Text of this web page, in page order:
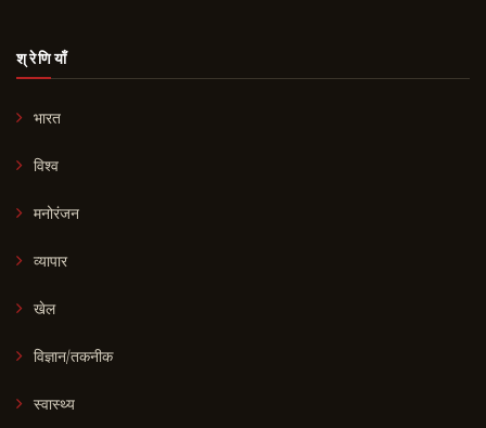
श्रेणियाँ
भारत
विश्व
मनोरंजन
व्यापार
खेल
विज्ञान/तकनीक
स्वास्थ्य